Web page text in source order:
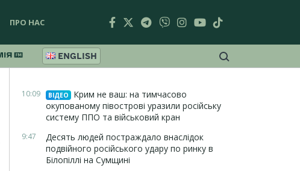
ПРО НАС
ENGLISH
10:09 ВІДЕО
Крим не ваш: на тимчасово
окупованому півострові уразили російську
систему ППО та військовий кран
9:47
Десять людей постраждало внаслідок
подвійного російського удару по ринку в
Білопіллі на Сумщині